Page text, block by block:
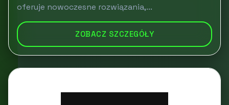
oferuje nowoczesne rozwiązania,...
ZOBACZ SZCZEGÓŁY